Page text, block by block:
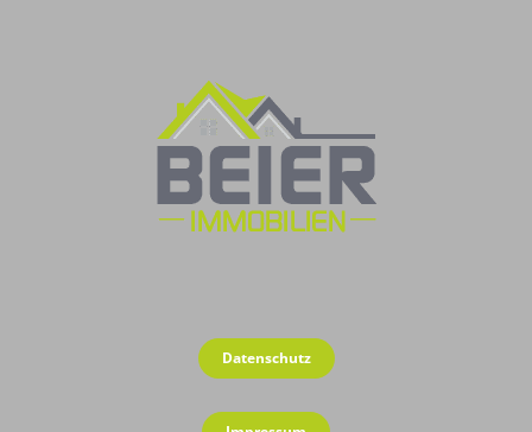
Datenschutz